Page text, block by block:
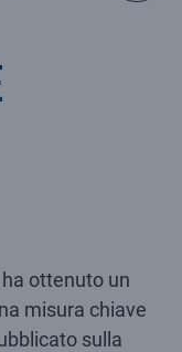
ha ottenuto un
misura chiave
sulla